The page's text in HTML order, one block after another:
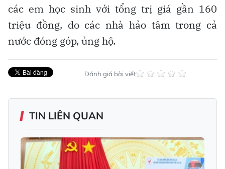
các em học sinh với tổng trị giá gần 160
triệu đồng, do các nhà hảo tâm trong cả
nước đóng góp, ủng hộ.
Đánh giá bài viết
TIN LIÊN QUAN